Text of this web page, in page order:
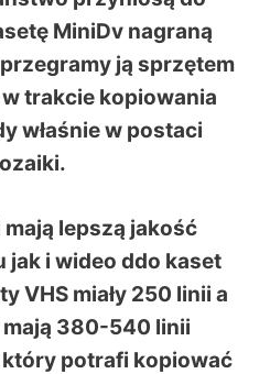
MiniDv nagraną
ją sprzętem
trakcie kopiowania
właśnie w postaci
lepszą jakość
jak i wideo ddo kaset
VHS miały 250 linii a
380-540 linii
potrafi kopiować